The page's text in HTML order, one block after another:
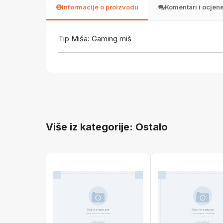
Informacije o proizvodu Komentari i
Tip Miša: Gaming miš
Više iz kategorije: Ostalo